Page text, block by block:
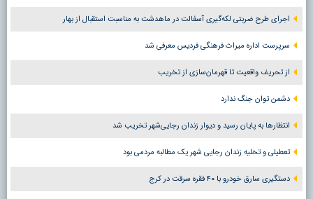
اجرای طرح ضربتی لکه‌گیری آسفالت در ماهدشت به مناسبت استقبال از بهار
سرپرست اداره میراث فرهنگی فردیس معرفی شد
از تحریف واقعیت تا قهرمان‌سازی از تخریب
دشمن توان جنگ ندارد
انتظارها به پایان رسید و دیوار زندان رجایی‌شهر تخریب شد
تعطیلی و تخلیه زندان رجایی شهر یک مطالبه مردمی بود
دستگیری سارق خودرو با ۴۰ فقره سرقت در کرج